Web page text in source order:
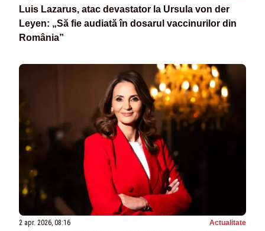
Luis Lazarus, atac devastator la Ursula von der
Leyen: „Să fie audiată în dosarul vaccinurilor din
România”
2 apr. 2026, 08:16 Actualitate